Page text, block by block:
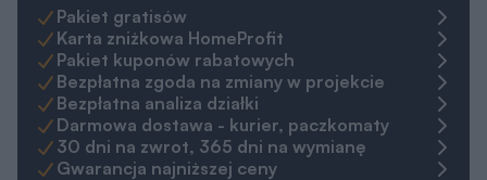
Pakiet gratisów
Karta zniżkowa HomeProfit
Pakiet kuponów rabatowych
Bezpłatna zgoda na zmiany w projekcie
Bezpłatna analiza działki
Darmowa dostawa - kurier, paczkomaty
30 dni na zwrot, 365 dni na wymianę
Gwarancja najniższej ceny